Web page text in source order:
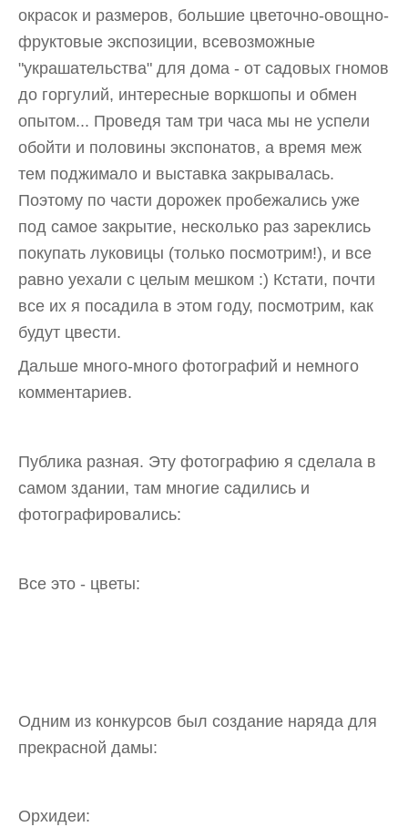
окрасок и размеров, большие цветочно-овощно-
фруктовые экспозиции, всевозможные
"украшательства" для дома - от садовых гномов
до горгулий, интересные воркшопы и обмен
опытом... Проведя там три часа мы не успели
обойти и половины экспонатов, а время меж
тем поджимало и выставка закрывалась.
Поэтому по части дорожек пробежались уже
под самое закрытие, несколько раз зареклись
покупать луковицы (только посмотрим!), и все
равно уехали с целым мешком :) Кстати, почти
все их я посадила в этом году, посмотрим, как
будут цвести.
Дальше много-много фотографий и немного
комментариев.
Публика разная. Эту фотографию я сделала в
самом здании, там многие садились и
фотографировались:
Все это - цветы:
Одним из конкурсов был создание наряда для
прекрасной дамы:
Орхидеи: